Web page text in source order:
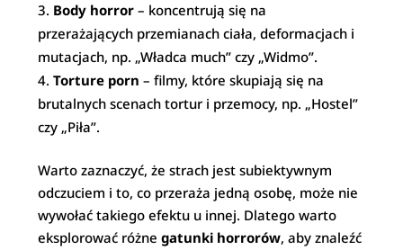
Body horror – koncentrują się na
przerażających przemianach ciała, deformacjach i
mutacjach, np. „Władca much” czy „Widmo”.
Torture porn – filmy, które skupiają się na
brutalnych scenach tortur i przemocy, np. „Hostel”
czy „Piła”.
Warto zaznaczyć, że strach jest subiektywnym
odczuciem i to, co przeraża jedną osobę, może nie
wywołać takiego efektu u innej. Dlatego warto
eksplorować różnegatunki horrorów, aby znaleźć